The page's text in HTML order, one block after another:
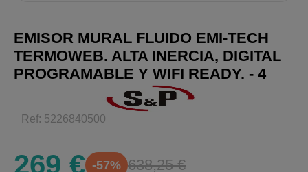
EMISOR MURAL FLUIDO EMI-TECH
TERMOWEB. ALTA INERCIA, DIGITAL
PROGRAMABLE Y WIFI READY. - 4
Ref: 5226840500
269 € -57% 638,25 €